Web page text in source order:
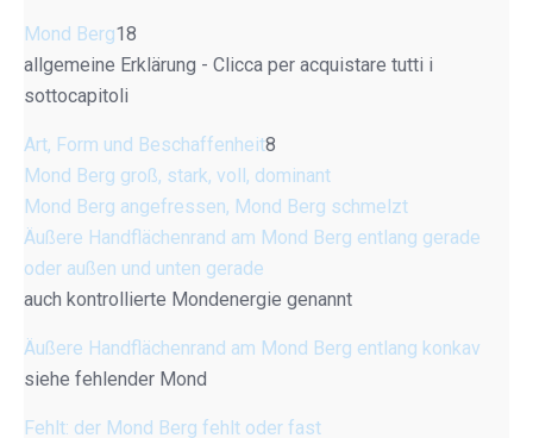
Mond Berg18
allgemeine Erklärung - Clicca per acquistare tutti i
sottocapitoli
Art, Form und Beschaffenheit8
Mond Berg groß, stark, voll, dominant
Mond Berg angefressen, Mond Berg schmelzt
Äußere Handflächenrand am Mond Berg entlang gerade
oder außen und unten gerade
auch kontrollierte Mondenergie genannt
Äußere Handflächenrand am Mond Berg entlang konkav
siehe fehlender Mond
Fehlt: der Mond Berg fehlt oder fast